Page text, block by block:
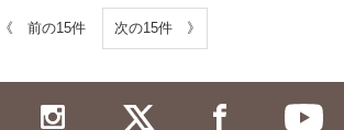
《 前の15件 次の15件 》